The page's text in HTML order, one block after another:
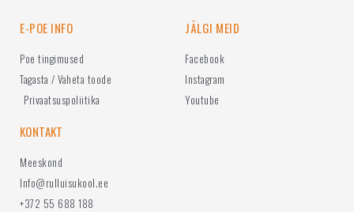
E-POE INFO
Poe tingimused
Tagasta / Vaheta toode
Privaatsuspoliitika
JÄLGI MEID
Facebook
Instagram
Youtube
KONTAKT
Meeskond
Info@rulluisukool.ee
+372 55 688 188